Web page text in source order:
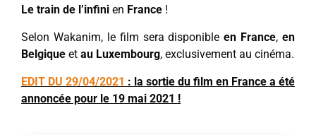
Le train de l’infini en France !
Selon Wakanim, le film sera disponibleen France, en
Belgique et au Luxembourg, exclusivement au cinéma.
EDIT DU 29/04/2021 : la sortie du film en France a été
annoncée pour le 19 mai 2021 !